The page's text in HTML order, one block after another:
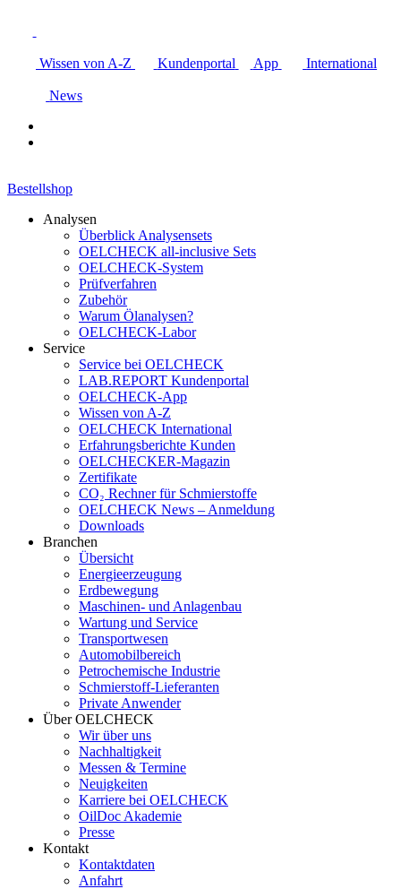
Wissen von A-Z Kundenportal App International
News
Bestellshop
Analysen
Überblick Analysensets
OELCHECK all-inclusive Sets
OELCHECK-System
Prüfverfahren
Zubehör
Warum Ölanalysen?
OELCHECK-Labor
Service
Service bei OELCHECK
LAB.REPORT Kundenportal
OELCHECK-App
Wissen von A-Z
OELCHECK International
Erfahrungsberichte Kunden
OELCHECKER-Magazin
Zertifikate
CO₂ Rechner für Schmierstoffe
OELCHECK News – Anmeldung
Downloads
Branchen
Übersicht
Energieerzeugung
Erdbewegung
Maschinen- und Anlagenbau
Wartung und Service
Transportwesen
Automobilbereich
Petrochemische Industrie
Schmierstoff-Lieferanten
Private Anwender
Über OELCHECK
Wir über uns
Nachhaltigkeit
Messen & Termine
Neuigkeiten
Karriere bei OELCHECK
OilDoc Akademie
Presse
Kontakt
Kontaktdaten
Anfahrt